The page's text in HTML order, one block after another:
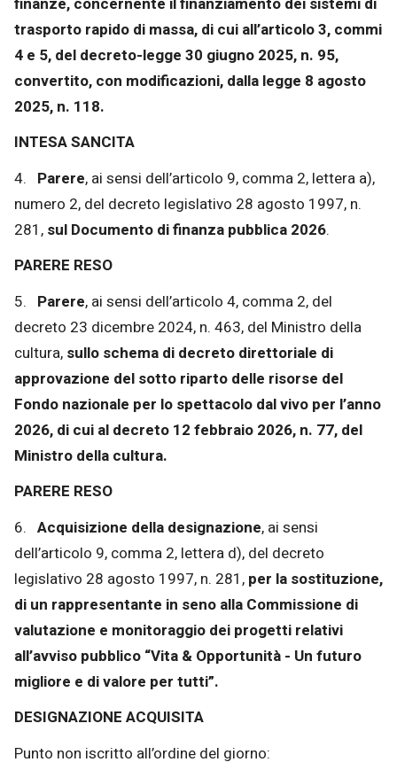
trasporto rapido di massa, di cui all’articolo 3, commi
4 e 5, del decreto-legge 30 giugno 2025, n. 95,
convertito, con modificazioni, dalla legge 8 agosto
2025, n. 118.
INTESA SANCITA
4. Parere, ai sensi dell’articolo 9, comma 2, lettera a),
numero 2, del decreto legislativo 28 agosto 1997, n.
281, sul Documento di finanza pubblica 2026.
PARERE RESO
5. Parere, ai sensi dell’articolo 4, comma 2, del
decreto 23 dicembre 2024, n. 463, del Ministro della
cultura, sullo schema di decreto direttoriale di
approvazione del sotto riparto delle risorse del
Fondo nazionale per lo spettacolo dal vivo per l’anno
2026, di cui al decreto 12 febbraio 2026, n. 77, del
Ministro della cultura.
PARERE RESO
6. Acquisizione della designazione, ai sensi
dell’articolo 9, comma 2, lettera d), del decreto
legislativo 28 agosto 1997, n. 281, per la sostituzione,
di un rappresentante in seno alla Commissione di
valutazione e monitoraggio dei progetti relativi
all’avviso pubblico “Vita & Opportunità - Un futuro
migliore e di valore per tutti”.
DESIGNAZIONE ACQUISITA
Punto non iscritto all’ordine del giorno: